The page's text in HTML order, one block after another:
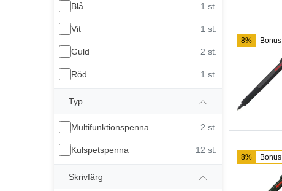
Blå 1 st.
Vit 1 st.
Guld 2 st.
Röd 1 st.
Typ
Multifunktionspenna 2 st.
Kulspetspenna 12 st.
Skrivfärg
8% Bonus
8% Bonus